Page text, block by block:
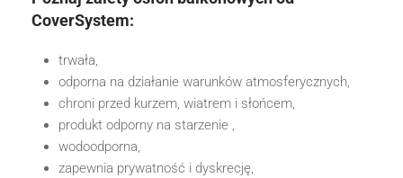
CoverSystem:
trwała,
odporna na działanie warunków atmosferycznych,
chroni przed kurzem, wiatrem i słońcem,
produkt odporny na starzenie ,
wodoodporna,
zapewnia prywatność i dyskrecję,